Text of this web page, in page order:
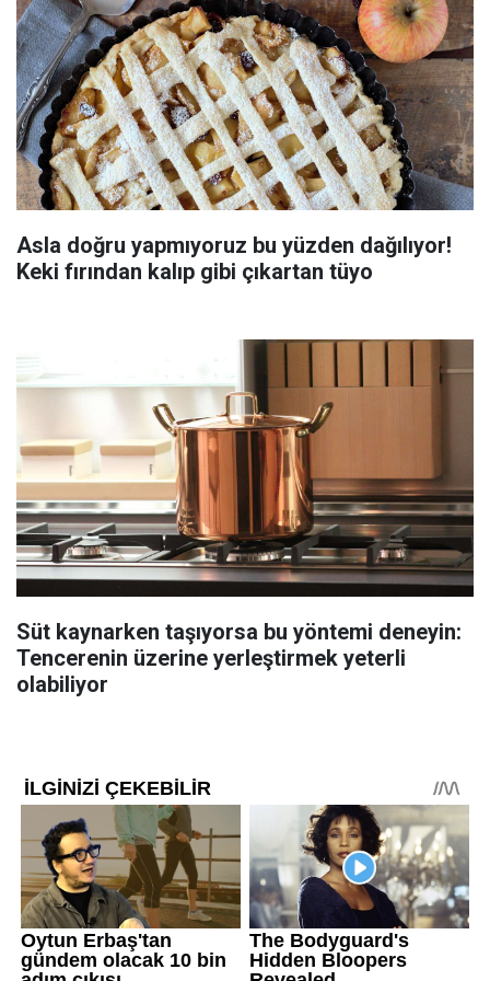
Asla doğru yapmıyoruz bu yüzden dağılıyor!
Keki fırından kalıp gibi çıkartan tüyo
Süt kaynarken taşıyorsa bu yöntemi deneyin:
Tencerenin üzerine yerleştirmek yeterli
olabiliyor